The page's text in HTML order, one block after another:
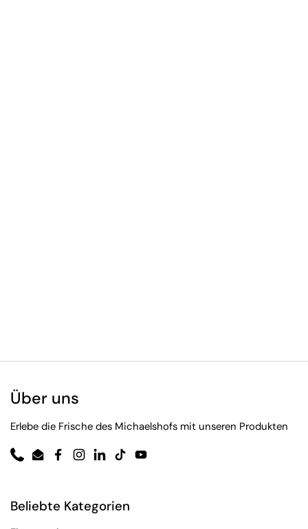
Über uns
Erlebe die Frische des Michaelshofs mit unseren Produkten
PhoneEmailFacebook
Instagram
LinkedIn
TikTokYouTube
Beliebte Kategorien